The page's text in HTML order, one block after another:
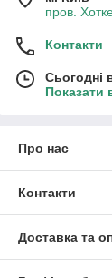
пров.
Контакти
Сьогодні
Показати
Про нас
Контакти
Доставка та